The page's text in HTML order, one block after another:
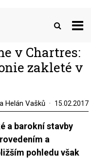
v Chartres:
zakleté v
Helán Vašků 15.02.2017
a barokní stavby
a
pohledu však